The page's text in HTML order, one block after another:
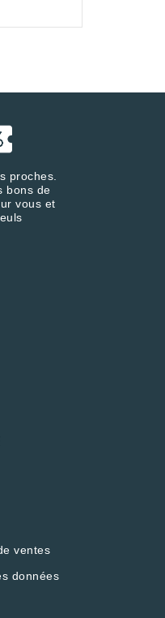
proches.
bons de
vous et
ventes
données